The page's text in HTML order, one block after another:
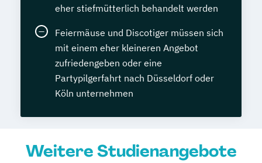
eher stiefmütterlich behandelt werden
Feiermäuse und Discotiger müssen sich
mit einem eher kleineren Angebot
zufriedengeben oder eine
Partypilgerfahrt nach Düsseldorf oder
Köln unternehmen
Weitere Studienangebote